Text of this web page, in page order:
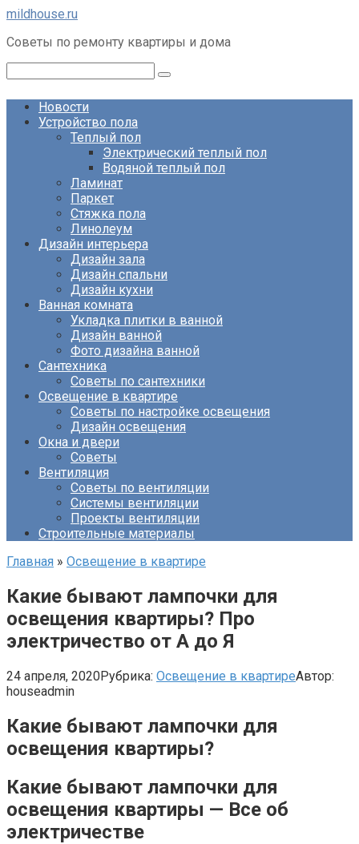
Перейти
контенту
mildhouse.ru
Советы по ремонту квартиры и дома
Новости
Устройство пола
Теплый пол
Электрический теплый пол
Водяной теплый пол
Ламинат
Паркет
Стяжка пола
Линолеум
Дизайн интерьера
Дизайн зала
Дизайн спальни
Дизайн кухни
Ванная комната
Укладка плитки в ванной
Дизайн ванной
Фото дизайна ванной
Сантехника
Советы по сантехники
Освещение в квартире
Советы по настройке освещения
Дизайн освещения
Окна и двери
Советы
Вентиляция
Советы по вентиляции
Системы вентиляции
Проекты вентиляции
Строительные материалы
Главная » Освещение в квартире
Какие бывают лампочки для
освещения квартиры? Про
электричество от А до Я
24 апреля, 2020Рубрика: Освещение в квартиреАвтор:
houseadmin
Какие бывают лампочки для
освещения квартиры?
Какие бывают лампочки для
освещения квартиры — Все об
электричестве